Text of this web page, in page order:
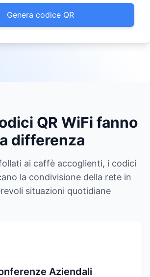
Genera codice QR
QR WiFi fanno
differenza
ai caffè accoglienti, i codici
la condivisione della rete in
situazioni quotidiane
Aziendali